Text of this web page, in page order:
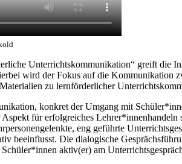
Unterrichtskommunikation“ greift die
wird der Fokus auf die Kommunikation
zu lernförderlicher
konkret der Umgang mit
Aspekt für erfolgreiches
eng geführte
beeinflusst. Die dialogische
aktiv(er) am